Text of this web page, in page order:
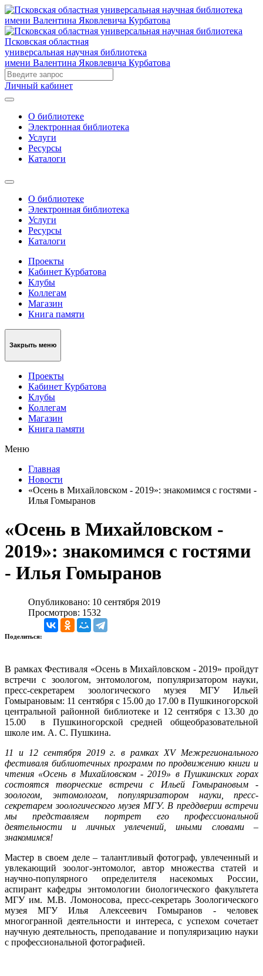
Псковская областная
универсальная научная библиотека
имени Валентина Яковлевича Курбатова
Личный кабинет
О библиотеке
Электронная библиотека
Услуги
Ресурсы
Каталоги
О библиотеке
Электронная библиотека
Услуги
Ресурсы
Каталоги
Проекты
Кабинет Курбатова
Клубы
Коллегам
Магазин
Книга памяти
Закрыть меню
Проекты
Кабинет Курбатова
Клубы
Коллегам
Магазин
Книга памяти
Меню
Главная
Новости
«Осень в Михайловском - 2019»: знакомимся с гостями -
Илья Гомыранов
«Осень в Михайловском -
2019»: знакомимся с гостями
- Илья Гомыранов
Опубликовано: 10 сентября 2019
Просмотров: 1532
Поделиться:
В рамках Фестиваля «Осень в Михайловском - 2019» пройдут
встречи с зоологом, энтомологом, популяризатором науки,
пресс-секретарем зоологического музея
МГУ Ильей
Гомырановым: 11 сентября с 15.00 до 17.00 в Пушкиногорской
центральной районной библиотеке и 12 сентября с 13.30 до
15.00 в Пушкиногорской средней общеобразовательной
школе им. А. С. Пушкина.
11 и 12 сентября 2019 г. врамках XV Межрегионального
фестиваля библиотечных программ по продвижению книги и
чтения «Осень в Михайловском - 2019» в Пушкинских горах
состоятся творческие встречи с Ильей Гомырановым -
зоологом, энтомологом, популяризатором науки, пресс-
секретарем зоологического музея МГУ. В преддверии встречи
мы представляем портрет его профессиональной
деятельности и личных увлечений, иными словами –
знакомимся!
Мастер в своем деле – талантливый фотограф, увлеченный и
увлекающий зоолог-энтомолог, автор множества статей и
научно-популярного определителя насекомых России,
аспирант кафедры энтомологии биологического факультета
МГУ им. М.В. Ломоносова, пресс-секретарь Зоологического
музея МГУ Илья Алексеевич Гомыранов - человек
многогранной деятельности и интереса, с успехом сочетает
научную деятельность, преподавание и популяризацию науки
с профессиональной фотографией.